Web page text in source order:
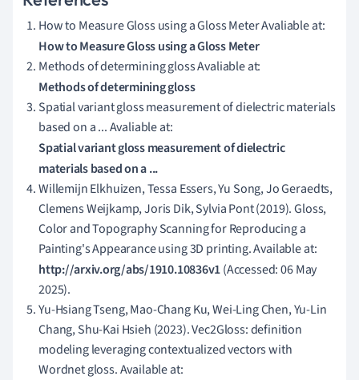
How to Measure Gloss using a Gloss Meter Avaliable at:
How to Measure Gloss using a Gloss Meter
Methods of determining gloss Avaliable at:
Methods of determining gloss
Spatial variant gloss measurement of dielectric materials
based on a ... Avaliable at:
Spatial variant gloss measurement of dielectric
materials based on a ...
Willemijn Elkhuizen, Tessa Essers, Yu Song, Jo Geraedts,
Clemens Weijkamp, Joris Dik, Sylvia Pont (2019). Gloss,
Color and Topography Scanning for Reproducing a
Painting's Appearance using 3D printing. Available at:
http://arxiv.org/abs/1910.10836v1(Accessed: 06 May
2025).
Yu-Hsiang Tseng, Mao-Chang Ku, Wei-Ling Chen, Yu-Lin
Chang, Shu-Kai Hsieh (2023). Vec2Gloss: definition
modeling leveraging contextualized vectors with
Wordnet gloss. Available at: